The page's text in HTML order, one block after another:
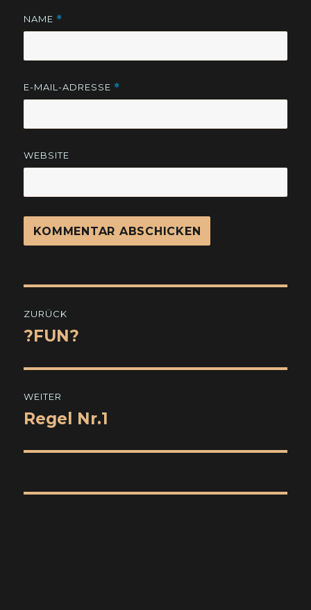
NAME *
E-MAIL-ADRESSE *
WEBSITE
ZURÜCK
Vorheriger
?FUN?
WEITER
Nächster
Regel Nr.1